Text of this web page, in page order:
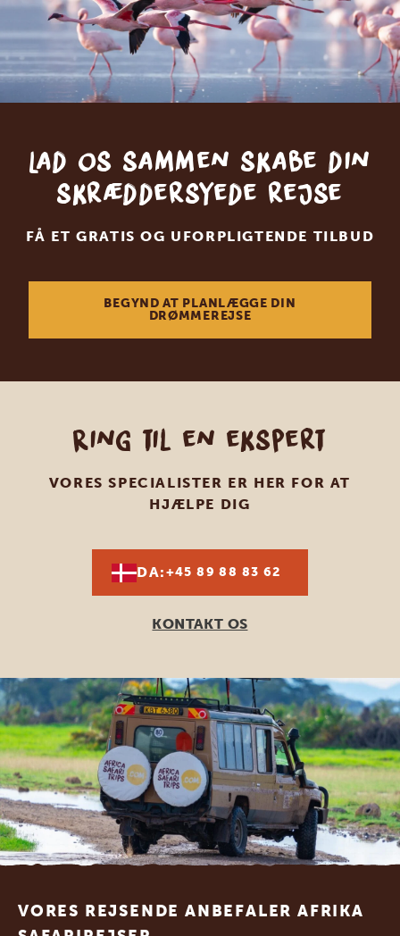
Lad os sammen skabe din
skræddersyede rejse
FÅ ET GRATIS OG UFORPLIGTENDE TILBUD
BEGYND AT PLANLÆGGE DIN
DRØMMEREJSE
Ring til en ekspert
VORES SPECIALISTER ER HER FOR AT
HJÆLPE DIG
DA:+45 89 88 83 62
KONTAKT OS
VORES REJSENDE ANBEFALER AFRIKA